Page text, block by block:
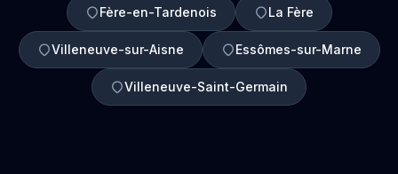
Fère-en-Tardenois La Fère
Villeneuve-sur-Aisne Essômes-sur-Marne
Villeneuve-Saint-Germain